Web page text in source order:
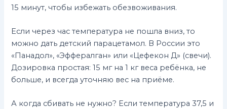
15 минут, чтобы избежать обезвоживания.
Если через час температура не пошла вниз, то
можно дать детский парацетамол. В России это
«Панадол», «Эффералган» или «Цефекон Д» (свечи).
Дозировка простая: 15 мг на 1 кг веса ребёнка, не
больше, и всегда уточняю вес на приёме.
А когда сбивать не нужно? Если температура 37,5 и